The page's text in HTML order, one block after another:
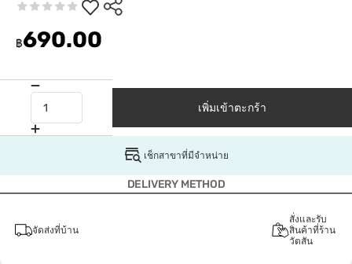
฿690.00
เพิ่มเข้าตะกร้า
เช็กสาขาที่มีจำหน่าย
DELIVERY METHOD
จัดส่งที่บ้าน
สั่งและรับ
สินค้าที่ร้าน
วัตสัน